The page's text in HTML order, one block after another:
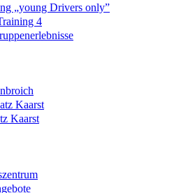
„young Drivers only”
4
Kaarst
Kaarst